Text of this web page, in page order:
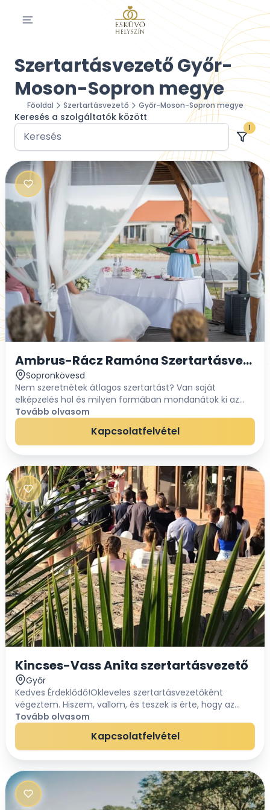
Szertartásvezető Győr-
Moson-Sopron megye
Főoldal Szertartásvezető Győr-Moson-Sopron megye
Keresés a szolgáltatók között
1
Ambrus-Rácz Ramóna
Sopronkövesd
Nem szeretnétek átlagos szertartást? Van saját
elképzelés hol és milyen formában mondanátok ki az
„igen”-t családtagjaitok, barátaitok körében? Nem
tudjátok hol álljatok neki az esküvő szervezésének?...
Tovább olvasom
Kapcsolatfelvétel
Kincses-Vass Anita szertartásvezető
Győr
Kedves Érdeklődő!Okleveles szertartásvezetőként
végeztem. Hiszem, vallom, és teszek is érte, hogy az
esküvőn nem csak a bulit lehet emlékezetesé
tenni!Hiszen életed egyik legfontosabb napja az esküv...
Tovább olvasom
Kapcsolatfelvétel